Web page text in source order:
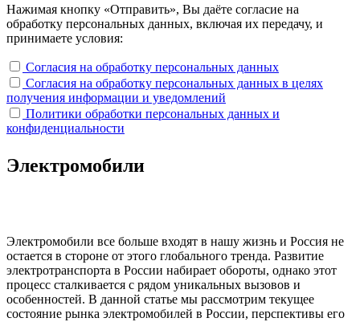
Нажимая кнопку «Отправить», Вы даёте согласие на
обработку персональных данных, включая их передачу, и
принимаете условия:
Согласия на обработку персональных данных
Согласия на обработку персональных данных в целях
получения информации и уведомлений
Политики обработки персональных данных и
конфиденциальности
Электромобили
Электромобили все больше входят в нашу жизнь и Россия не
остается в стороне от этого глобального тренда. Развитие
электротранспорта в России набирает обороты, однако этот
процесс сталкивается с рядом уникальных вызовов и
особенностей. В данной статье мы рассмотрим текущее
состояние рынка электромобилей в России, перспективы его